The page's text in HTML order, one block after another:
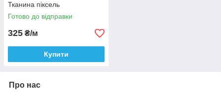
Тканина піксель
Готово до відправки
325 ₴/м
Купити
Про нас